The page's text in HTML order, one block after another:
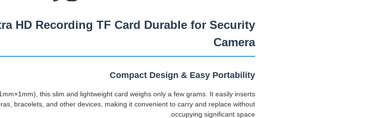
HD Recording TF Card Durable for Security
Camera
Compact Design & Easy Portability
this slim and lightweight card weighs only a few grams. It easily inserts
bracelets, and other devices, making it convenient to carry and replace without
occupying significant space.